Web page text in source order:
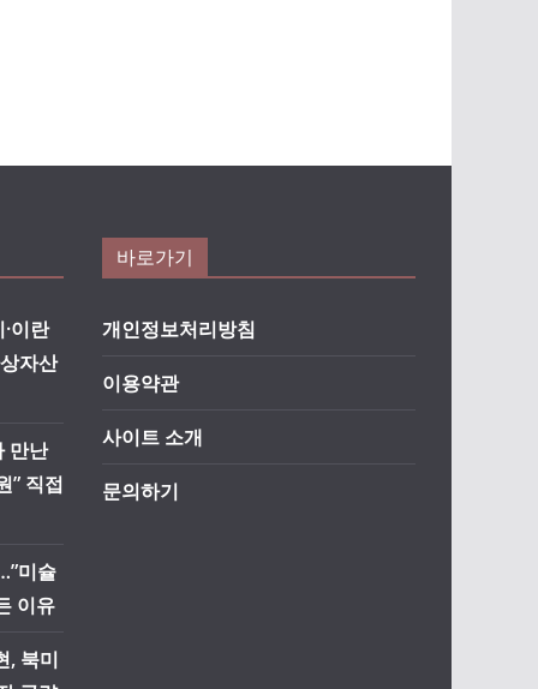
이란
자산
만난
” 직접
미슐
이유
, 북미
바로가기
개인정보처리방침
이용약관
사이트 소개
문의하기